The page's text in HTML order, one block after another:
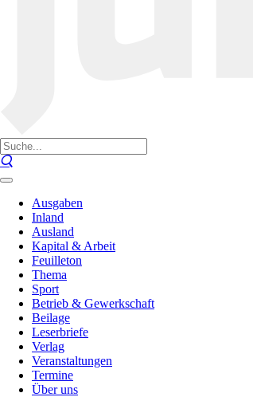
Ausgaben
Inland
Ausland
Kapital & Arbeit
Feuilleton
Thema
Sport
Betrieb & Gewerkschaft
Beilage
Leserbriefe
Verlag
Veranstaltungen
Termine
Über uns